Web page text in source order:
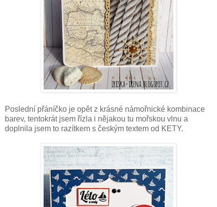
Poslední přáníčko je opět z krásné námořnické kombinace
barev, tentokrát jsem řízla i nějakou tu mořskou vlnu a
doplnila jsem to razítkem s českým textem od KETY.